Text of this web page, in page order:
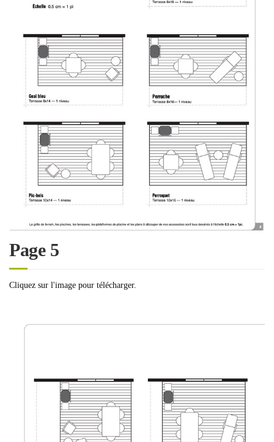
Page 5
Cliquez sur l'image pour télécharger.